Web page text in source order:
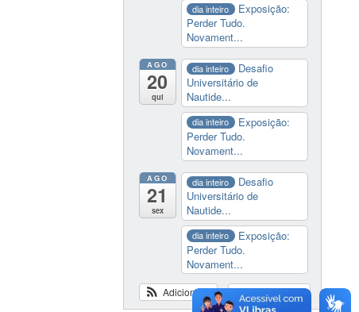
dia inteiro
Exposição:
Perder Tudo.
Novament...
AGO
20
qui
dia inteiro
Desafio
Universitário de
Nautide...
dia inteiro
Exposição:
Perder Tudo.
Novament...
AGO
21
sex
dia inteiro
Desafio
Universitário de
Nautide...
dia inteiro
Exposição:
Perder Tudo.
Novament...
Ver calendário
Adicionar